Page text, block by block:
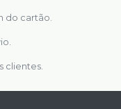
do cartão.
clientes.